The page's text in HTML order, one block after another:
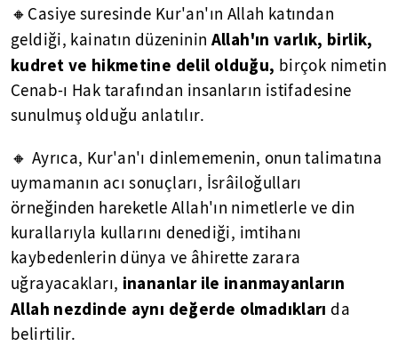
🔸Casiye suresinde Kur'an'ın Allah katından
geldiği, kainatın düzeninin Allah'ın varlık, birlik,
kudret ve hikmetine delil olduğu, birçok nimetin
Cenab-ı Hak tarafından insanların istifadesine
sunulmuş olduğu anlatılır.
🔸 Ayrıca, Kur'an'ı dinlememenin, onun talimatına
uymamanın acı sonuçları, İsrâiloğulları
örneğinden hareketle Allah'ın nimetlerle ve din
kurallarıyla kullarını denediği, imtihanı
kaybedenlerin dünya ve âhirette zarara
uğrayacakları, inananlar ile inanmayanların
Allah nezdinde aynı değerde olmadıkları da
belirtilir.